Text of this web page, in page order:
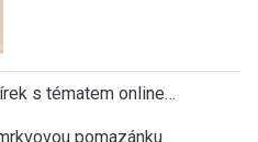
s tématem online…
pomazánku